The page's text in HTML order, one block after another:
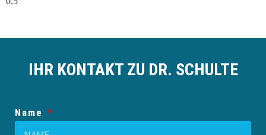
IHR KONTAKT ZU DR. SCHULTE
Name